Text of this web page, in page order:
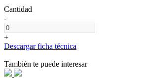
Cantidad
-
+
Descargar ficha técnica
También te puede interesar